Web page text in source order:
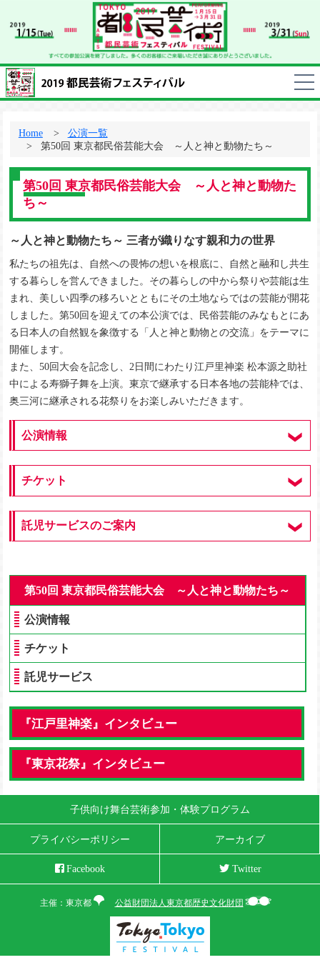
Home
公演一覧
第50回 東京都民俗芸能大会 ～人と神と動物たち～
第50回 東京都民俗芸能大会 ～人と神と動物た
ち～
～人と神と動物たち～ 三者が織りなす親和力の世界
私たちの祖先は、自然への畏怖の想いを根底に、自然と融和し共生
する暮らしを営んできました。その暮らしの中から祭りや芸能は生
まれ、美しい四季の移ろいとともにその土地ならではの芸能が開花
しました。第50回を迎えての本公演では、民俗芸能のみなもとにあ
る日本人の自然観を象徴する「人と神と動物との交流」をテーマに
開催します。
また、50回大会を記念し、2日間にわたり江戸里神楽 松本源之助社
中による寿獅子舞を上演。東京で継承する日本各地の芸能枠では、
奥三河に継承される花祭りをお楽しみいただきます。
公演情報
チケット
託児サービスのご案内
第50回 東京都民俗芸能大会 ～人と神と動物たち～
公演情報
チケット
託児サービス
『江戸里神楽』インタビュー
『東京花祭』インタビュー
子供向け舞台芸術参加・体験プログラム
プライバシーポリシー アーカイブ
Facebook Twitter
主催：東京都 公益財団法人東京都歴史文化財団